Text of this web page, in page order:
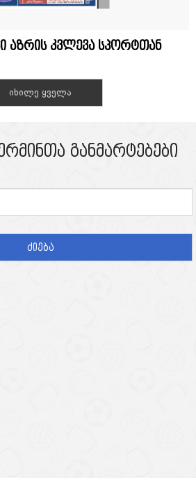
აზრის კვლევა სპორტთან
იხილე ყველა
განმარტებები
ძიება